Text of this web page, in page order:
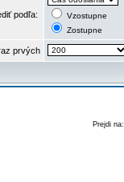
podľa:
Vzostupne
Zostupne
prvých
Prejdi na: